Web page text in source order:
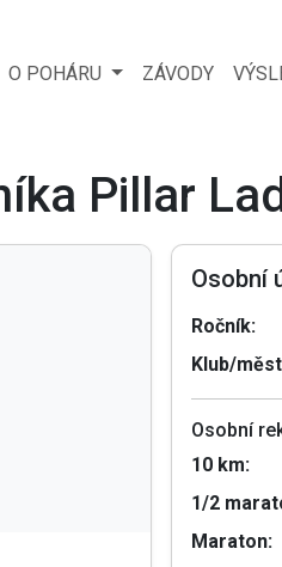
O POHÁRU ZÁVODY
Pillar
Osobní
Ročník:
Klub/
Osobní
10 km:
1/2
Maraton: